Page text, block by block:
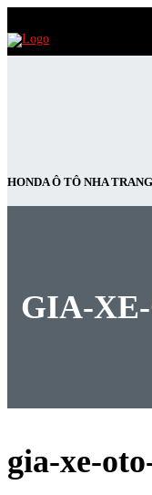
HONDA Ô TÔ NHA TRANG
GIA-
gia-xe-